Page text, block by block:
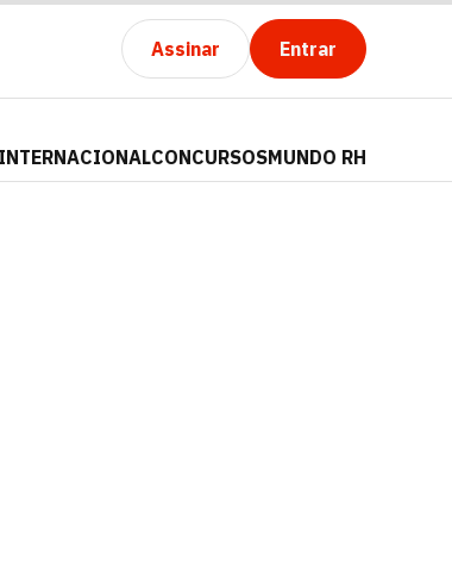
Assinar Entrar
CONCURSOSMUNDO RH